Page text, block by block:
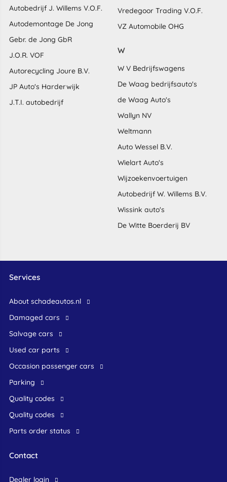
Autobedrijf J. Willems V.O.F.
Autodemontage De Jong
Gebr. de Jong GbR
J.O.R. VOF
Autorecycling Joure B.V.
JP Auto's Harderwijk
J.T.I. autobedrijf
Vredegoor Trading V.O.F.
VZ Automobile OHG
W
W V Bedrijfswagens
De Waag bedrijfsauto's
de Waag Auto's
Wallyn NV
Weltmann
Auto Wessel B.V.
Wielart Auto's
Wijzoekenvoertuigen
Autobedrijf W. Willems B.V.
Wissink auto's
De Witte Boerderij BV
Services
About schadeautos.nl
Damaged cars
Salvage cars
Used car parts
occasion passenger cars
Parking
Quality codes
Quality codes
Parts order status
Contact
dealer login